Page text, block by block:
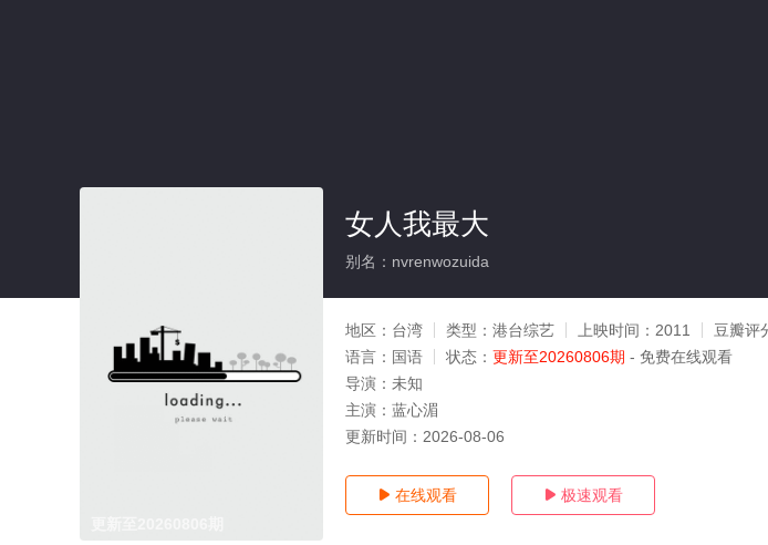
女人我最大
别名：nvrenwozuida
地区： 台湾 类型： 港台综艺 上映时间： 2011 豆瓣评
语言： 国语 状态： 更新至20260806期 - 免费在线观看
导演： 未知
主演： 蓝心湄
更新时间： 2026-08-06
 在线观看  极速观看